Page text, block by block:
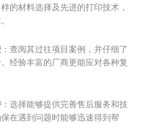
的材料选择及先进的打印技术，
：查阅其过往项目案例，并仔细了
经验丰富的厂商更能应对各种复
：选择能够提供完善售后服务和技
在遇到问题时能够迅速得到帮